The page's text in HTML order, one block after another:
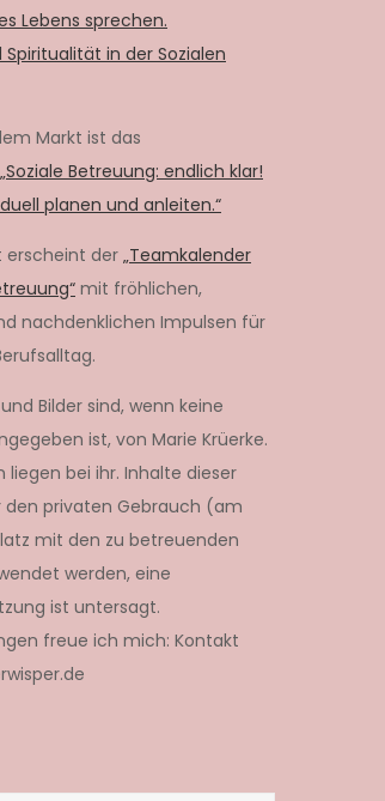
Lebens sprechen.
in der Sozialen
Markt ist das
„Soziale Betreuung: endlich klar!
planen und anleiten.“
erscheint der„Teamkalender
mit fröhlichen,
nachdenklichen Impulsen für
Bilder sind, wenn keine
ist, von Marie Krüerke.
liegen bei ihr. Inhalte dieser
privaten Gebrauch (am
mit den zu betreuenden
werden, eine
ist untersagt.
freue ich mich: Kontakt